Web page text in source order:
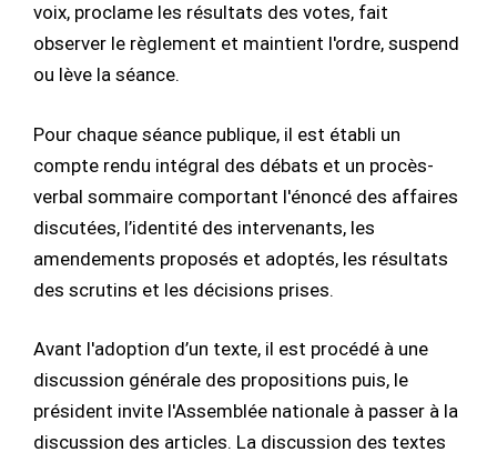
voix, proclame les résultats des votes, fait
observer le règlement et maintient l'ordre, suspend
ou lève la séance.
Pour chaque séance publique, il est établi un
compte rendu intégral des débats et un procès-
verbal sommaire comportant l'énoncé des affaires
discutées, l’identité des intervenants, les
amendements proposés et adoptés, les résultats
des scrutins et les décisions prises.
Avant l'adoption d’un texte, il est procédé à une
discussion générale des propositions puis, le
président invite l'Assemblée nationale à passer à la
discussion des articles. La discussion des textes